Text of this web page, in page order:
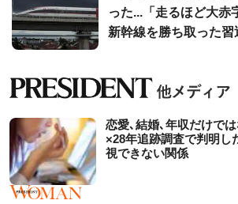
った...「走るほど大赤
新幹線を勝ち取った
恋愛､結婚､年収だけで
×28年追跡調査で判明し
視できない関係